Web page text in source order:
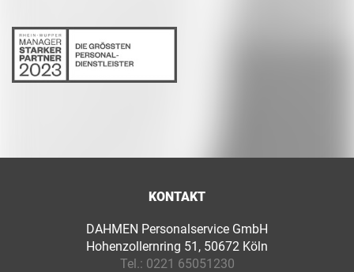
KONTAKT
DAHMEN Personalservice GmbH
Hohenzollernring 51, 50672 Köln
Tel.: 0221 65051230